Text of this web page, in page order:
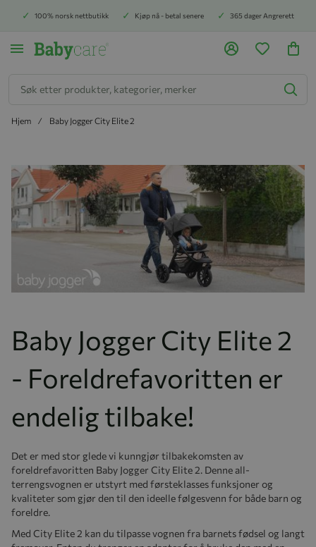
100% norsk nettbutikk Kjøp nå - betal senere 365 dager Angrerett
Hjem Baby Jogger City Elite 2
Baby Jogger City Elite 2
- Foreldrefavoritten er
endelig tilbake!
Det er med stor glede vi kunngjør tilbakekomsten av
foreldrefavoritten Baby Jogger City Elite 2. Denne all-
terrengsvognen er utstyrt med førsteklasses funksjoner og
kvaliteter som gjør den til den ideelle følgesvenn for både barn og
foreldre.
Med City Elite 2 kan du tilpasse vognen fra barnets fødsel og langt